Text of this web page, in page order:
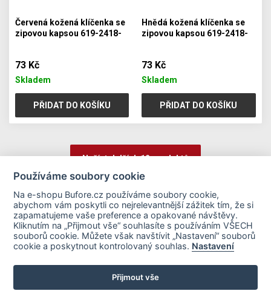
Červená kožená klíčenka se
zipovou kapsou 619-2418-
73 Kč
Skladem
PŘIDAT DO KOŠÍKU
Hnědá kožená klíčenka se
zipovou kapsou 619-2418-
73 Kč
Skladem
PŘIDAT DO KOŠÍKU
Načíst dalších 12 produktů
1 2 3 4 5 6
Důležité odkazy
Používáme soubory cookie
Na e-shopu Bufore.cz používáme soubory cookie,
abychom vám poskytli co nejrelevantnější zážitek tím, že si
zapamatujeme vaše preference a opakované návštěvy.
Kliknutím na „Přijmout vše“ souhlasíte s používáním VŠECH
souborů cookie. Můžete však navštívit „Nastavení“ souborů
cookie a poskytnout kontrolovaný souhlas. Nastavení
Přijmout vše